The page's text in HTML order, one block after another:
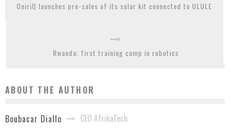
OniriQ launches pre-sales of its solar kit connected to ULULE
Rwanda: first training camp in robotics
ABOUT THE AUTHOR
Boubacar Diallo CEO AfrikaTech